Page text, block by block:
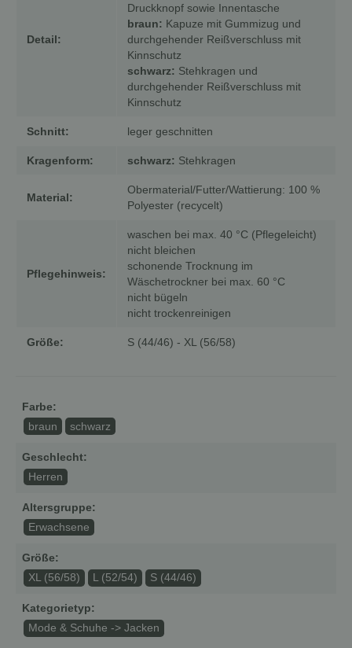
Detail:
Druckknopf sowie Innentasche
braun: Kapuze mit Gummizug und
durchgehender Reißverschluss mit
Kinnschutz
schwarz: Stehkragen und
durchgehender Reißverschluss mit
Kinnschutz
Schnitt: leger geschnitten
Kragenform: schwarz: Stehkragen
Material:
Obermaterial/Futter/Wattierung: 100 %
Polyester (recycelt)
Pflegehinweis:
waschen bei max. 40 °C (Pflegeleicht)
nicht bleichen
schonende Trocknung im
Wäschetrockner bei max. 60 °C
nicht bügeln
nicht trockenreinigen
Größe: S (44/46) - XL (56/58)
Farbe:
braun schwarz
Geschlecht:
Herren
Altersgruppe:
Erwachsene
Größe:
XL (56/58) L (52/54) S (44/46)
Kategorietyp:
Mode & Schuhe -> Jacken